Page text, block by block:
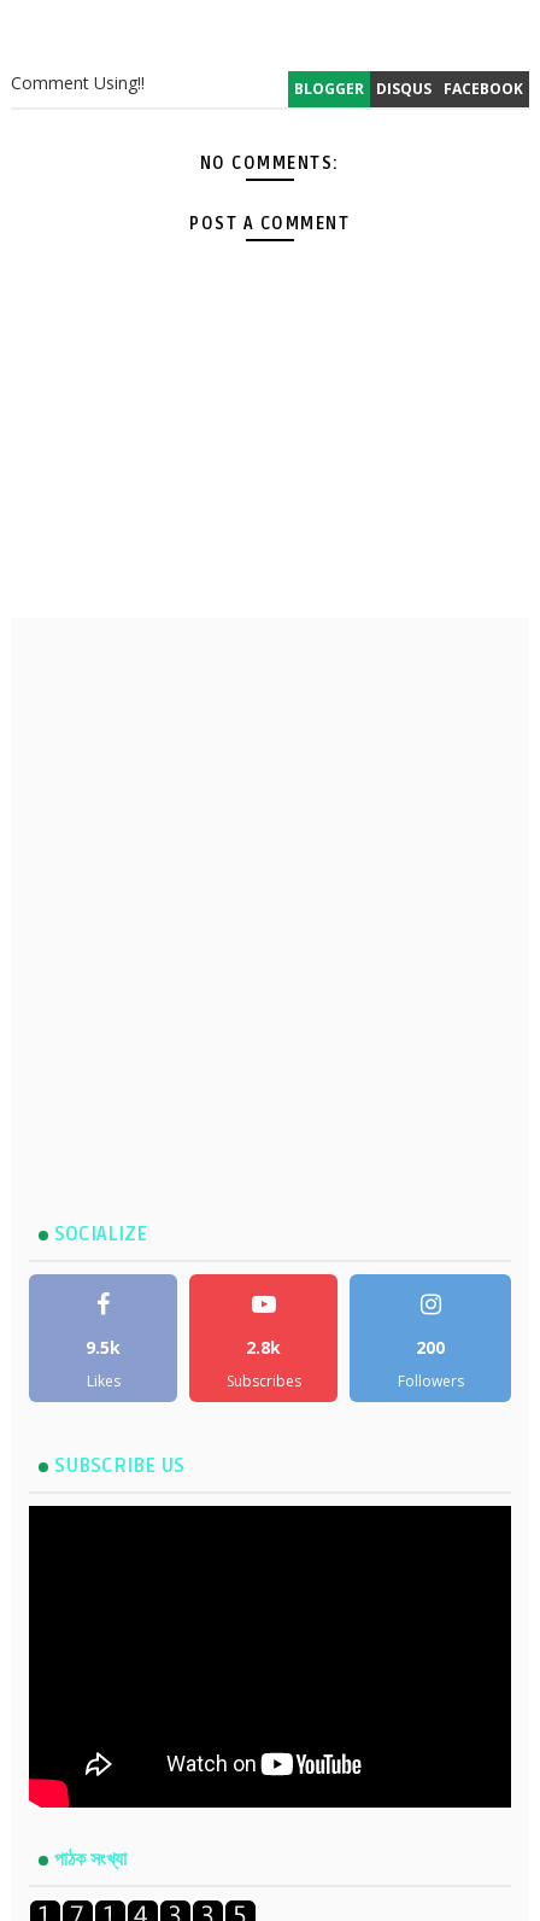
BLOGGER DISQUS FACEBOOK
Comment Using!!
NO COMMENTS:
POST A COMMENT
SOCIALIZE
9.5k
Likes
2.8k
Subscribes
200
Followers
SUBSCRIBE US
পাঠক সংখ্যা